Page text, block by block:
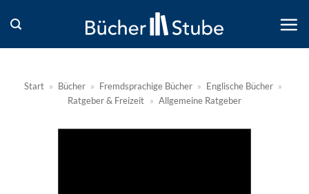
Inhalt
springen
Start » Bücher » Fremdsprachige Bücher » Englische Bücher »
Ratgeber & Freizeit » Allgemeine Ratgeber